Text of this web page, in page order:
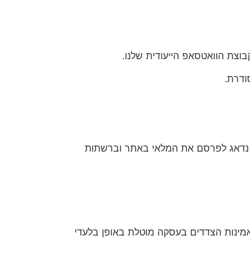
הוואטסאפ הייעודית שלנו.
נדאג לפרסם את המלאי באתר וברשתות
הצדדים בעסקה מוטלת באופן בלעדי